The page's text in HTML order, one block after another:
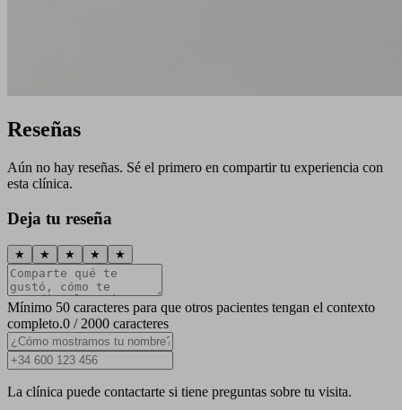
Reseñas
Aún no hay reseñas. Sé el primero en compartir tu experiencia con
esta clínica.
Deja tu reseña
★ ★ ★ ★ ★
Mínimo 50 caracteres para que otros pacientes tengan el contexto
completo.0 / 2000 caracteres
La clínica puede contactarte si tiene preguntas sobre tu visita.